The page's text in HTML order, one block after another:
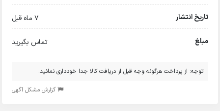
تاریخ انتشار 7 ماه قبل
مبلغ تماس بگیرید
توجه: از پرداخت هرگونه وجه قبل از دریافت کالا جدا خودداری نمائید.
گزارش مشکل آگهی